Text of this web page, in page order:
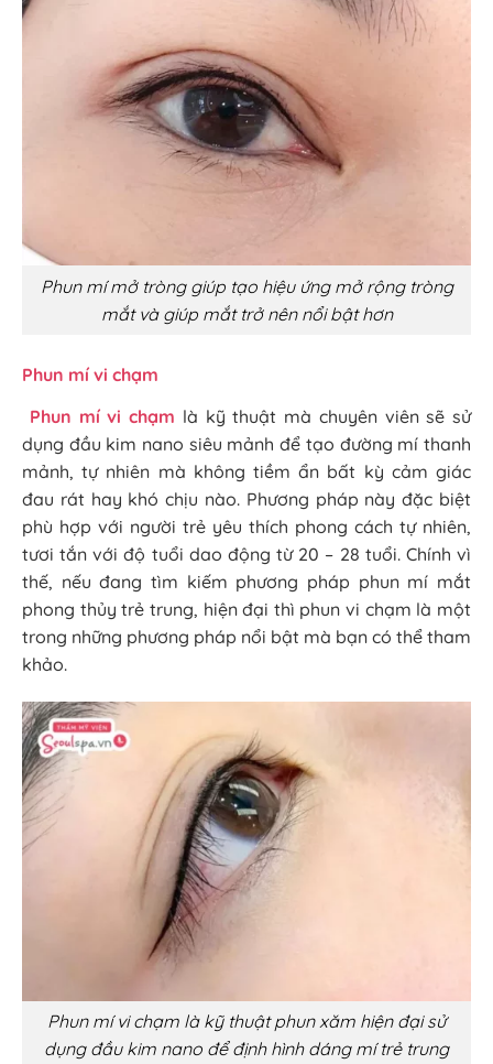
Phun mí mở tròng giúp tạo hiệu ứng mở rộng tròng
mắt và giúp mắt trở nên nổi bật hơn
Phun mí vi chạm
Phun mí vi chạm là kỹ thuật mà chuyên viên sẽ sử
dụng đầu kim nano siêu mảnh để tạo đường mí thanh
mảnh, tự nhiên mà không tiềm ẩn bất kỳ cảm giác
đau rát hay khó chịu nào. Phương pháp nàyđặc biệt
phù hợp với người trẻ yêu thích phong cách tự nhiên,
tươi tắn với độ tuổi dao động từ 20 – 28 tuổi. Chính vì
thế, nếu đang tìm kiếm phương pháp phun mí mắt
phong thủy trẻ trung, hiện đại thì phun vi chạm là một
trong những phương pháp nổi bật mà bạn có thể tham
khảo.
Phun mí vi chạm là kỹ thuật phun xăm hiện đại sử
dụng đầu kim nano để định hình dáng mí trẻ trung